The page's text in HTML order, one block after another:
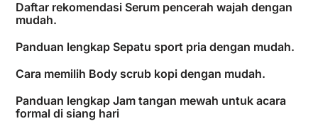
Daftar rekomendasi Serum pencerah wajah dengan
mudah.
Panduan lengkap Sepatu sport pria dengan mudah.
Cara memilih Body scrub kopi dengan mudah.
Panduan lengkap Jam tangan mewah untuk acara
formal di siang hari